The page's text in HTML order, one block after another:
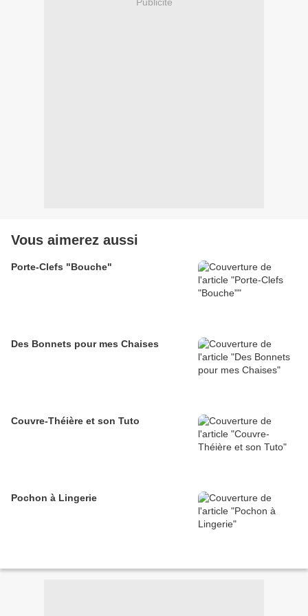
Vous aimerez aussi
Porte-Clefs "Bouche"
Des Bonnets pour mes Chaises
Couvre-Théière et son Tuto
Pochon à Lingerie